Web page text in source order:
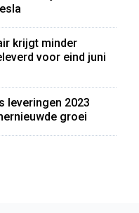
krijgt minder
voor eind juni
leveringen 2023
groei